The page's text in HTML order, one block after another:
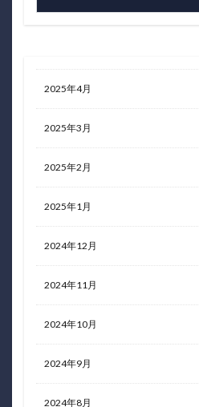
2025年4月
2025年3月
2025年2月
2025年1月
2024年12月
2024年11月
2024年10月
2024年9月
2024年8月